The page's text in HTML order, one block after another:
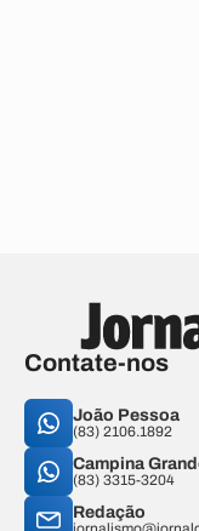
Contate-nos
João Pessoa
(83) 2106.1892
Campina
(83) 3315-3204
Redação